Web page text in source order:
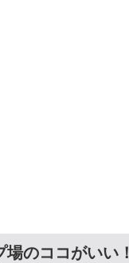
のココがいい！